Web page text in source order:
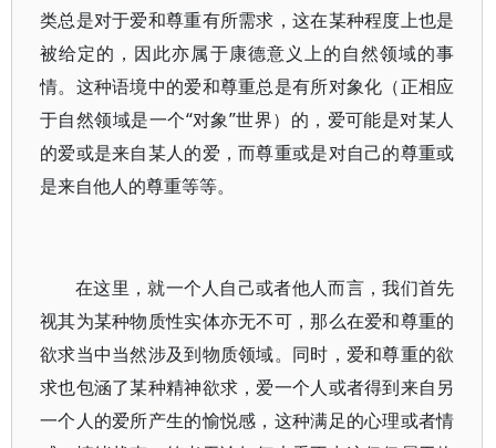
类总是对于爱和尊重有所需求，这在某种程度上也是
被给定的，因此亦属于康德意义上的自然领域的事
情。这种语境中的爱和尊重总是有所对象化（正相应
于自然领域是一个“对象”世界）的，爱可能是对某人
的爱或是来自某人的爱，而尊重或是对自己的尊重或
是来自他人的尊重等等。
在这里，就一个人自己或者他人而言，我们首先
视其为某种物质性实体亦无不可，那么在爱和尊重的
欲求当中当然涉及到物质领域。同时，爱和尊重的欲
求也包涵了某种精神欲求，爱一个人或者得到来自另
一个人的爱所产生的愉悦感，这种满足的心理或者情